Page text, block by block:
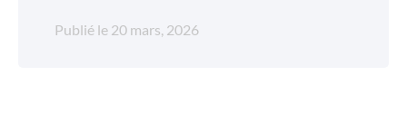
Publié le 20 mars, 2026